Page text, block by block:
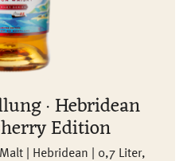
· Hebridean
Edition
| Hebridean | 0,7 Liter,